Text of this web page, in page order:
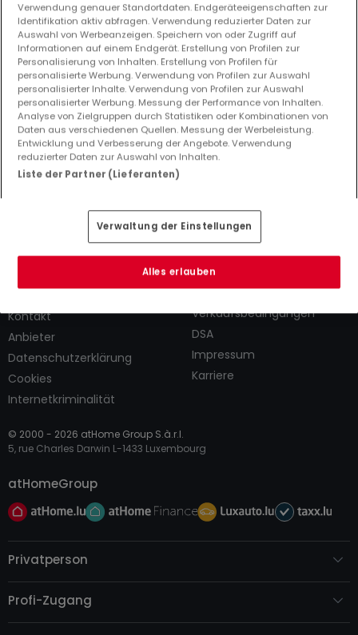
Bitte ändern Sie Ihre Suche und versuchen Sie
es erneut
Top Suchaufträge
Immobilienanbieter in Lutzerath (DE)
Immobilienbewertung
Kontakt
Anbieter
Datenschutzerklärung
Cookies
Internetkriminalität
AGB
Verkaufsbedingungen
DSA
Impressum
Karriere
© 2000 - 2026 atHome Group S.à.r.l.
5, rue Charles Darwin L-1433 Luxembourg
atHomeGroup
Privatperson
Profi-Zugang
Verwendung genauer Standortdaten. Endgeräteeigenschaften zur
Identifikation aktiv abfragen. Verwendung reduzierter Daten zur
Auswahl von Werbeanzeigen. Speichern von oder Zugriff auf
Informationen auf einem Endgerät. Erstellung von Profilen zur
Personalisierung von Inhalten. Erstellung von Profilen für
personalisierte Werbung. Verwendung von Profilen zur Auswahl
personalisierter Inhalte. Verwendung von Profilen zur Auswahl
personalisierter Werbung. Messung der Performance von Inhalten.
Analyse von Zielgruppen durch Statistiken oder Kombinationen von
Daten aus verschiedenen Quellen. Messung der Werbeleistung.
Entwicklung und Verbesserung der Angebote. Verwendung
reduzierter Daten zur Auswahl von Inhalten.
Liste der Partner (Lieferanten)
Verwaltung der Einstellungen
Alles erlauben